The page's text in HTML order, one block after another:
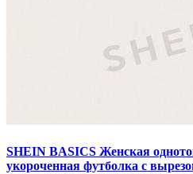
SHEIN BASICS Женская
укороченная футболка с